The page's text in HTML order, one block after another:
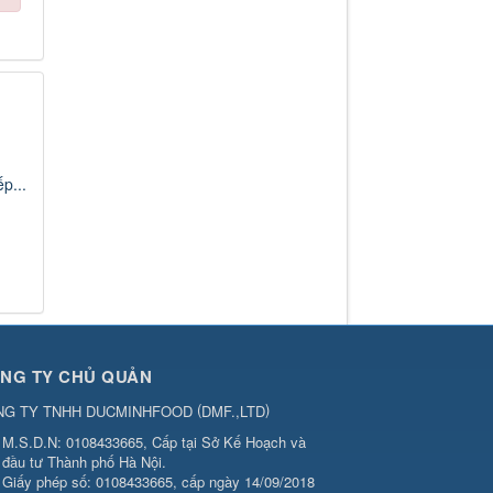
TY CHỦ QUẢN
TY TNHH DUCMINHFOOD (DMF.,LTD)
M.S.D.N: 0108433665, Cấp tại Sở Kế Hoạch và
đầu tư Thành phố Hà Nội.
Giấy phép số: 0108433665, cấp ngày 14/09/2018